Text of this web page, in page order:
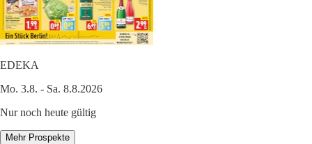
EDEKA
Mo. 3.8. - Sa. 8.8.2026
Nur noch heute gültig
Mehr Prospekte